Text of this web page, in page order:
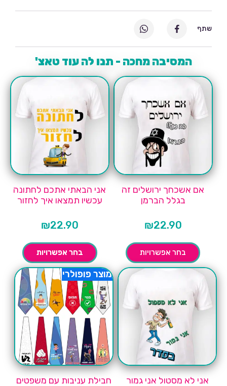
המסיבה מחכה - תנו לה עוד טאצ'
אם אשכחך ירושלים זה
בגלל הברמן
₪22.90
בחר אפשרויות
אני הבאתי אתכם לחתונה
עכשיו תמצאו איך לחזור
₪22.90
בחר אפשרויות
אני לא מסטול אני גמור
מוצר פופולרי
חבילת עניבות עם משפטים
שתף